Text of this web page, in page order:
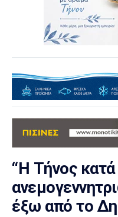
“Η Τήνος
έξω από το